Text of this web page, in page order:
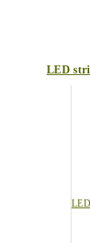
LED